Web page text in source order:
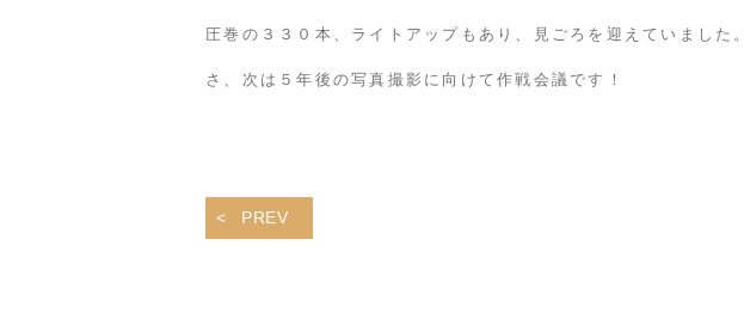
圧巻の３３０本、ライトアップもあり、見ごろを迎えていました。
さ、次は５年後の写真撮影に向けて作戦会議です！
PREV